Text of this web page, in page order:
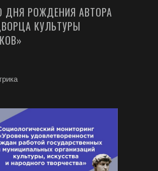
ДНЯ РОЖДЕНИЯ АВТОРА
КУЛЬТУРЫ